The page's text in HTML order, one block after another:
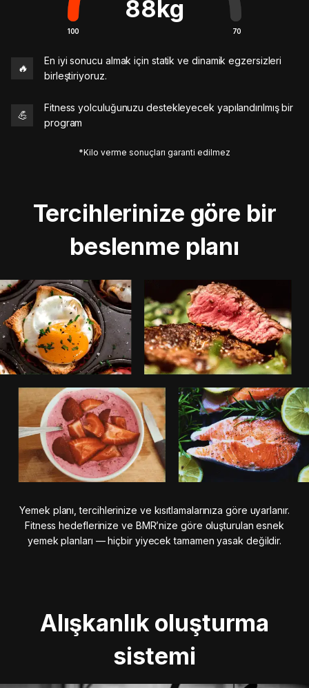
88kg
100 70
🔥
En iyi sonucu almak için statik ve dinamik egzersizleri
birleştiriyoruz.
💪
Fitness yolculuğunuzu destekleyecek yapılandırılmış bir
program
*Kilo verme sonuçları garanti edilmez
Tercihlerinize göre bir
beslenme planı
Yemek planı, tercihlerinize ve kısıtlamalarınıza göre uyarlanır.
Fitness hedeflerinize ve BMR’nize göre oluşturulan esnek
yemek planları — hiçbir yiyecek tamamen yasak değildir.
Alışkanlık oluşturma
sistemi